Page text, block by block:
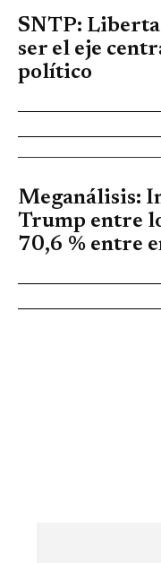
SNTP:
ser el eje
político
Meganálisis:
Trump entre
70,6 % entre